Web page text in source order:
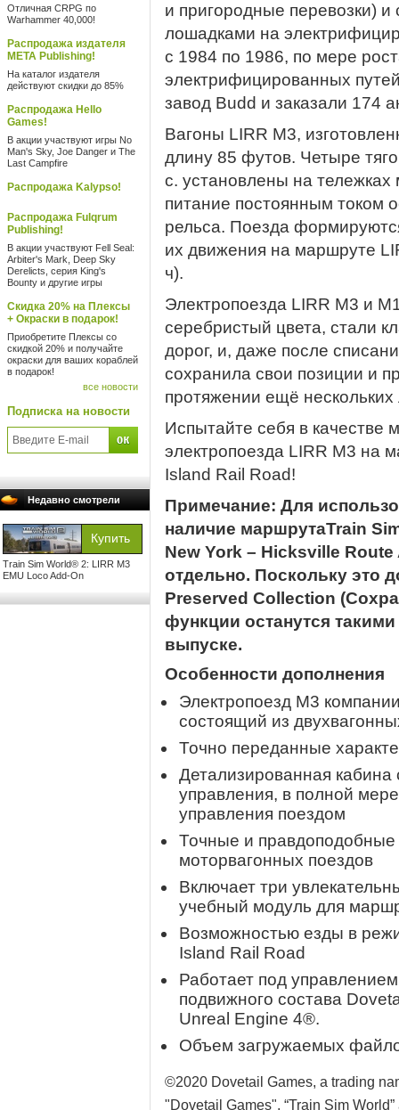
Отличная CRPG по
Warhammer 40,000!
Распродажа издателя
META Publishing!
На каталог издателя
действуют скидки до 85%
Распродажа Hello
Games!
В акции участвуют игры No
Man's Sky, Joe Danger и The
Last Campfire
Распродажа Kalypso!
Распродажа Fulqrum
Publishing!
В акции участвуют Fell Seal:
Arbiter's Mark, Deep Sky
Derelicts, серия King's
Bounty и другие игры
Скидка 20% на Плексы
+ Окраски в подарок!
Приобретите Плексы со
скидкой 20% и получайте
окраски для ваших кораблей
в подарок!
все новости
Подписка на новости
Недавно смотрели
Train Sim World® 2: LIRR M3
EMU Loco Add-On
и пригородные перевозки)
лошадками на
с 1984 по 1986, по мере
электрифицированных
завод Budd и заказали 174
Вагоны LIRR M3,
длину 85 футов. Четыре
с. установлены на
питание постоянным током
рельса. Поезда
их движения на маршруте
ч).
Электропоезда LIRR M3 и
серебристый цвета, стали
дорог, и, даже после
сохранила свои позиции и
протяжении ещё нескольких
Испытайте себя в
электропоезда LIRR M3 на
Island Rail Road!
Примечание: Для
наличие маршрутаTrain
New York – Hicksville
отдельно. Поскольку это
Preserved Collection
функции останутся
выпуске.
Особенности дополнения
Электропоезд M3
состоящий из
Точно переданные
Детализированная
управления, в полной
управления поездом
Точные и правдоподобные
моторвагонных поездов
Включает три
учебный модуль для
Возможностью езды в
Island Rail Road
Работает под
подвижного состава
Unreal Engine 4®.
Объем загружаемых
©2020 Dovetail Games, a trading
"Dovetail Games", “Train Sim